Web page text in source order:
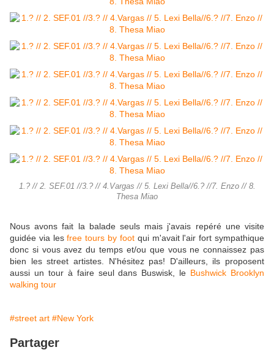
1.? // 2. SEF.01 //3.? // 4.Vargas // 5. Lexi Bella//6.? //7. Enzo // 8.
Thesa Miao
Nous avons fait la balade seuls mais j'avais repéré une visite
guidée via lesfree tours by footqui m'avait l'air fort sympathique
donc si vous avez du temps et/ou que vous ne connaissez pas
bien les street artistes. N'hésitez pas! D'ailleurs, ils proposent
aussi un tour à faire seul dans Buswisk, le Bushwick Brooklyn
walking tour
#street art #New York
Partager